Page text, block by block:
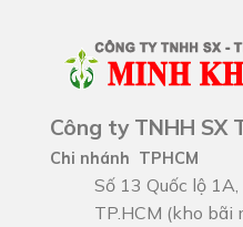
Công ty TNHH SX
Chi nhánh TPHCM
Số 13 Quốc lộ
TP.HCM (kho bãi